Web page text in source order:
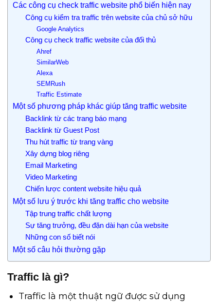
Các công cụ check traffic website phổ biến hiện nay
Công cụ kiểm tra traffic trên website của chủ sở hữu
Google Analytics
Công cụ check traffic website của đối thủ
Ahref
SimilarWeb
Alexa
SEMRush
Traffic Estimate
Một số phương pháp khác giúp tăng traffic website
Backlink từ các trang báo mạng
Backlink từ Guest Post
Thu hút traffic từ trang vàng
Xây dựng blog riêng
Email Marketing
Video Marketing
Chiến lược content website hiệu quả
Một số lưu ý trước khi tăng traffic cho website
Tập trung traffic chất lượng
Sự tăng trưởng, đều đặn dài hạn của website
Những con số biết nói
Một số câu hỏi thường gặp
Traffic là gì?
Traffic là một thuật ngữ được sử dụng